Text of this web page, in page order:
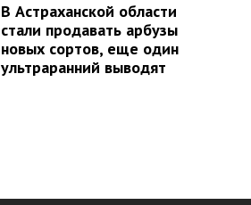
В Астраханской области
стали продавать арбузы
новых сортов, еще один
ультраранний выводят